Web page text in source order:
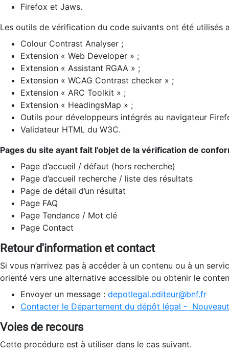
Firefox et Jaws.
Les outils de vérification du code suivants ont été utilisés
Colour Contrast Analyser ;
Extension « Web Developer » ;
Extension « Assistant RGAA » ;
Extension « WCAG Contrast checker » ;
Extension « ARC Toolkit » ;
Extension « HeadingsMap » ;
Outils pour développeurs intégrés au navigateur
Validateur HTML du W3C.
Pages du site ayant fait l’objet de la vérification de
Page d’accueil / défaut (hors recherche)
Page d’accueil recherche / liste des résultats
Page de détail d’un résultat
Page FAQ
Page Tendance / Mot clé
Page Contact
Retour d'information et contact
Si vous n’arrivez pas à accéder à un contenu ou à un
orienté vers une alternative accessible ou obtenir le
Envoyer un message : depotlegal.editeur@bnf.fr
Contacter le Département du dépôt légal -
Voies de recours
Cette procédure est à utiliser dans le cas suivant.